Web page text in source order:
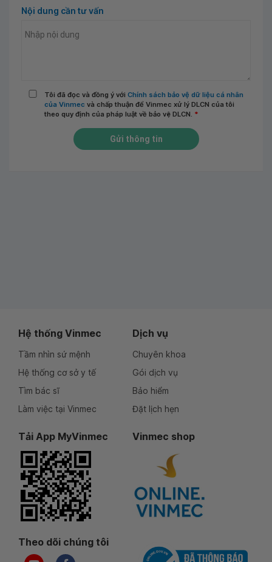
Nội dung cần tư vấn
Tôi đã đọc và đồng ý với Chính sách bảo vệ dữ liệu cá nhân
của Vinmec và chấp thuận để Vinmec xử lý DLCN của tôi
theo quy định của pháp luật về bảo vệ DLCN. *
Gửi thông tin
Hệ thống Vinmec
Tầm nhìn sứ mệnh
Hệ thống cơ sở y tế
Tìm bác sĩ
Làm việc tại Vinmec
Dịch vụ
Chuyên khoa
Gói dịch vụ
Bảo hiểm
Đặt lịch hẹn
Tải App MyVinmec Vinmec shop
Theo dõi chúng tôi